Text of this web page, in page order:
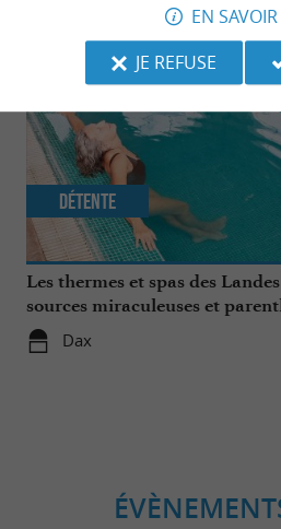
Les thermes et spas des
sources miraculeuses et
bien-être
Dax
Détente
EN
JE REFUSE